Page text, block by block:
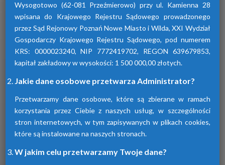
Dowiedz się więcej
Wysogotowo (62-081 Przeźmierowo) przy ul. Kamienna 28
wpisana do Krajowego Rejestru Sądowego prowadzonego
przez Sąd Rejonowy Poznań Nowe Miasto i Wilda, XXI Wydział
Gospodarczy Krajowego Rejestru Sądowego, pod numerem
KRS: 0000023240, NIP 7772419702, REGON 639679853,
kapitał zakładowy w wysokości: 1 500 000,00 złotych.
Jakie dane osobowe przetwarza Administrator?
Przetwarzamy dane osobowe, które są zbierane w ramach
korzystania przez Ciebie z naszych usług, w szczególności
stron internetowych, w tym zapisywanych w plikach cookies,
które są instalowane na naszych stronach.
W jakim celu przetwarzamy Twoje dane?